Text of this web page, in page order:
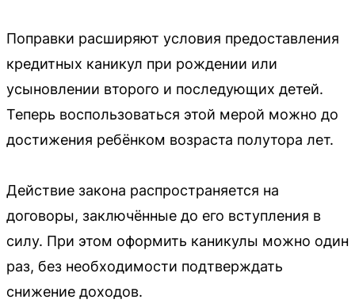
Поправки расширяют условия предоставления
кредитных каникул при рождении или
усыновлении второго и последующих детей.
Теперь воспользоваться этой мерой можно до
достижения ребёнком возраста полутора лет.
Действие закона распространяется на
договоры, заключённые до его вступления в
силу. При этом оформить каникулы можно один
раз, без необходимости подтверждать
снижение доходов.